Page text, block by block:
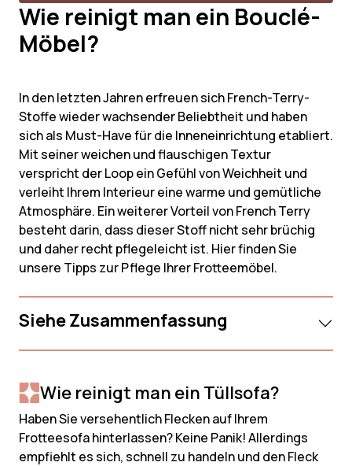
Wie reinigt man ein Bouclé-
Möbel?
In den letzten Jahren erfreuen sich French-Terry-
Stoffe wieder wachsender Beliebtheit und haben
sich als Must-Have für die Inneneinrichtung etabliert.
Mit seiner weichen und flauschigen Textur
verspricht der Loop ein Gefühl von Weichheit und
verleiht Ihrem Interieur eine warme und gemütliche
Atmosphäre. Ein weiterer Vorteil von French Terry
besteht darin, dass dieser Stoff nicht sehr brüchig
und daher recht pflegeleicht ist. Hier finden Sie
unsere Tipps zur Pflege Ihrer Frotteemöbel.
Siehe Zusammenfassung
Wie reinigt man ein Tüllsofa?
Haben Sie versehentlich Flecken auf Ihrem
Frotteesofa hinterlassen? Keine Panik! Allerdings
empfiehlt es sich, schnell zu handeln und den Fleck